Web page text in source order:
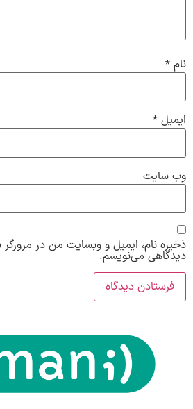
نام *
ایمیل *
وب‌ سایت
ذخیره نام، ایمیل و وبسایت من در مرورگر
دیدگاهی می‌نویسم.